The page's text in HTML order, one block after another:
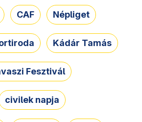
CAF Népliget
Kádár Tamás
Fesztivál
civilek napja